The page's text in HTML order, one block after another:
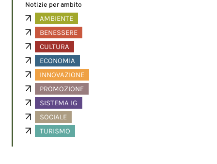
Notizie per ambito
AMBIENTE
BENESSERE
CULTURA
ECONOMIA
INNOVAZIONE
PROMOZIONE
SISTEMA IG
SOCIALE
TURISMO